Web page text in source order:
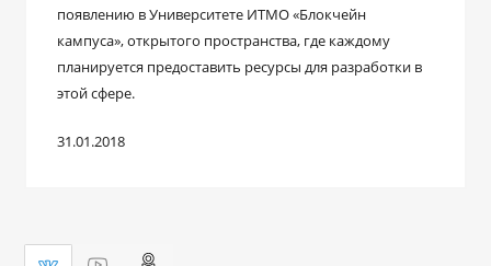
появлению в Университете ИТМО «Блокчейн
кампуса», открытого пространства, где каждому
планируется предоставить ресурсы для разработки в
этой сфере.
31.01.2018